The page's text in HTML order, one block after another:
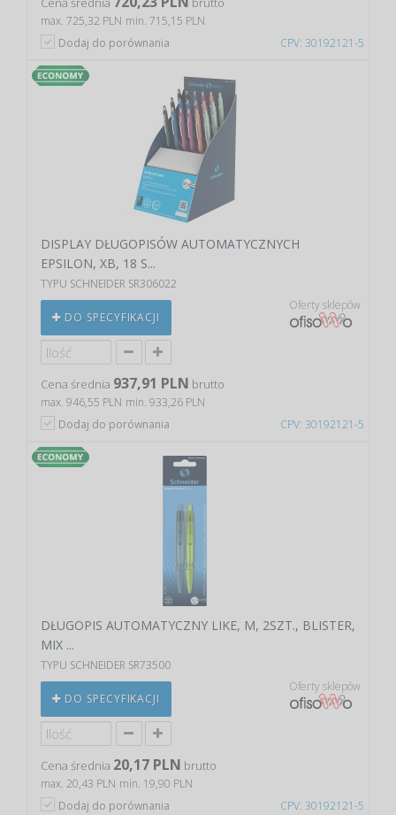
CPV: 30192121-5
max. 725,32 PLN min. 715,15 PLN
Dodaj do porównania
CPV: 30192121-5
DISPLAY DŁUGOPISÓW AUTOMATYCZNYCH
EPSILON, XB, 18 S...
TYPU SCHNEIDER SR306022
DO SPECYFIKACJI
Oferty sklepów
Cena średnia 937,91 PLN brutto
max. 946,55 PLN min. 933,26 PLN
Dodaj do porównania
CPV: 30192121-5
DŁUGOPIS AUTOMATYCZNY LIKE, M, 2SZT., BLISTER,
MIX ...
TYPU SCHNEIDER SR73500
DO SPECYFIKACJI
Oferty sklepów
Cena średnia 20,17 PLN brutto
max. 20,43 PLN min. 19,90 PLN
Dodaj do porównania